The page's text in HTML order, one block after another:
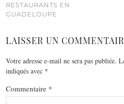
RESTAURANTS EN
GUADELOUPE
LAISSER UN
Votre adresse e-mail ne sera pas publiée.
indiqués avec *
Commentaire *